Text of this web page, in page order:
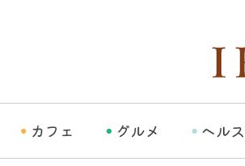
カフェ グルメ ヘル